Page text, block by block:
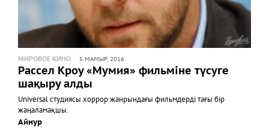
МИРОВОЕ КИНО 5 МАМЫР, 2016
Рассел Кроу «Мумия» фильміне түсуге
шақыру алды
Universal студиясы хоррор жанрындағы фильмдерді тағы бір
жаңаламақшы.
Айнур